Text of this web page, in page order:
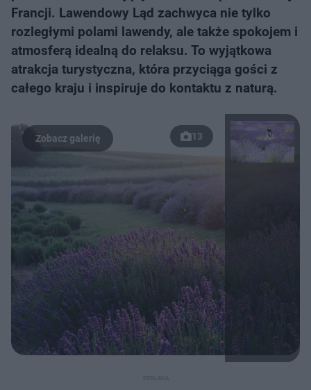
Francji. Lawendowy Ląd zachwyca nie tylko
rozległymi polami lawendy, ale także spokojem i
atmosferą idealną do relaksu. To wyjątkowa
atrakcja turystyczna, która przyciąga gości z
całego kraju i inspiruje do kontaktu z naturą.
13